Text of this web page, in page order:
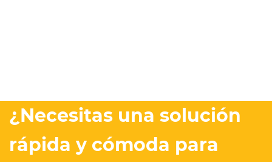
¿Necesitas una solución
rápida y cómoda para